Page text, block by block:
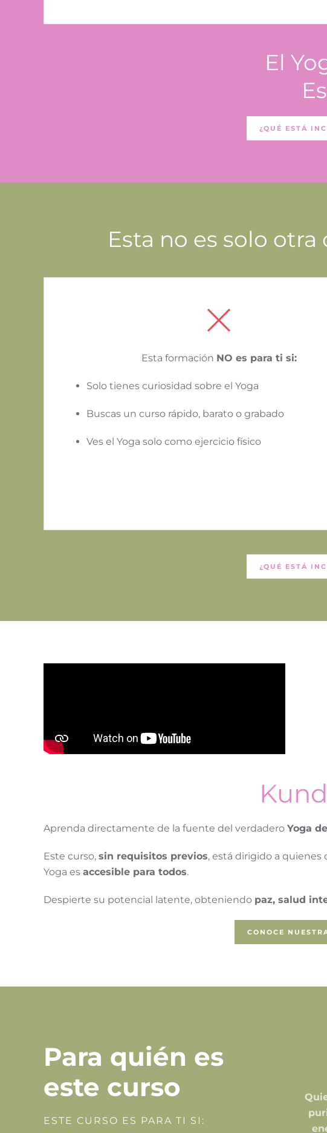
El
¿QUÉ ESTÁ
Esta no es solo
Esta formación NO es para ti si:
Solo tienes curiosidad sobre el Yoga
Buscas un curso rápido, barato o grabado
Ves el Yoga solo como ejercicio físico
¿QUÉ ESTÁ
Aprenda directamente de la fuente del verdadero Yoga
Este curso, sin requisitos previos, está dirigido a quienes
Yoga es accesible para todos.
Despierte su potencial latente, obteniendo paz, salud
CONOCE
Para quién es
este curso
ESTE CURSO ES PARA TI SI: